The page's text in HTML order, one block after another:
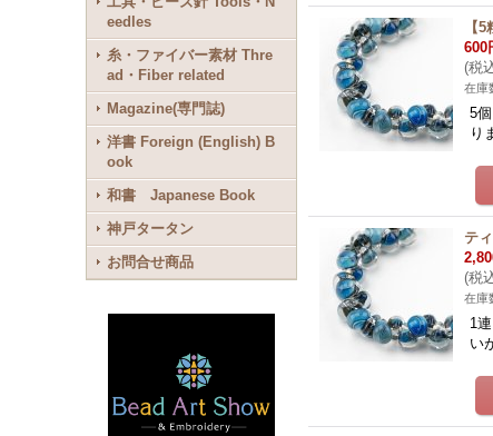
eedles
糸・ファイバー素材 Thre
ad・Fiber related
Magazine(専門誌)
洋書 Foreign (English) B
ook
和書 Japanese Book
神戸タータン
お問合せ商品
【
600
(税
在
5
り
テ
(税
在
1
い